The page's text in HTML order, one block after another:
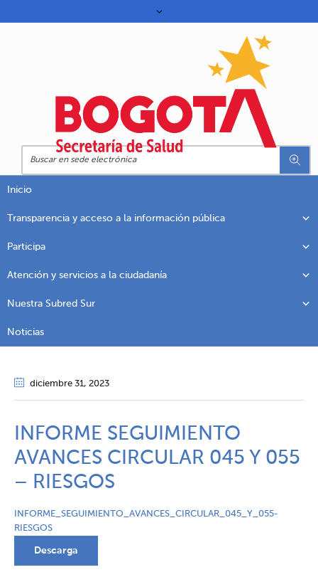
Inicio
Transparencia y acceso a la información pública
Participa
Atención y servicios a la ciudadanía
Nuestra Subred Sur
Noticias
diciembre 31, 2023
INFORME SEGUIMIENTO
AVANCES CIRCULAR 045 Y 055
– RIESGOS
INFORME_SEGUIMIENTO_AVANCES_CIRCULAR_045_Y_055-
RIESGOS
Descarga